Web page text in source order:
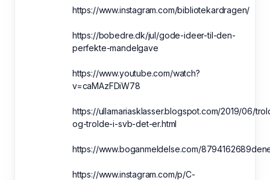
https://www.instagram.com/bibliotekardragen/
https://bobedre.dk/jul/gode-ideer-til-den-
perfekte-mandelgave
https://www.youtube.com/watch?
v=caMAzFDiW78
https://ullamariasklasser.blogspot.com/2019/06/
og-trolde-i-svb-det-er.html
https://www.boganmeldelse.com/
https://www.instagram.com/p/C-